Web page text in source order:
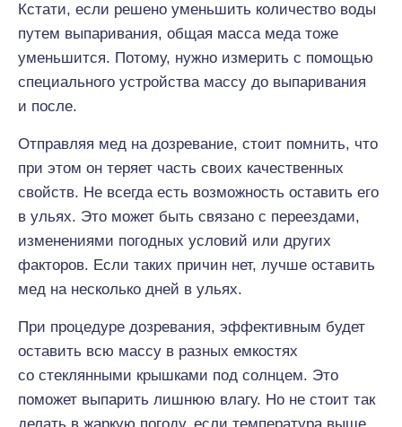
Кстати, если решено уменьшить количество воды
путем выпаривания, общая масса меда тоже
уменьшится. Потому, нужно измерить с помощью
специального устройства массу до выпаривания
и после.
Отправляя мед на дозревание, стоит помнить, что
при этом он теряет часть своих качественных
свойств. Не всегда есть возможность оставить его
в ульях. Это может быть связано с переездами,
изменениями погодных условий или других
факторов. Если таких причин нет, лучше оставить
мед на несколько дней в ульях.
При процедуре дозревания, эффективным будет
оставить всю массу в разных емкостях
со стеклянными крышками под солнцем. Это
поможет выпарить лишнюю влагу. Но не стоит так